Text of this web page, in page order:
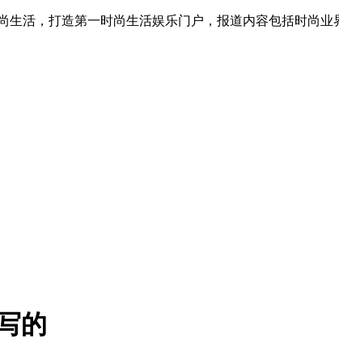
活，打造第一时尚生活娱乐门户，报道内容包括时尚
的